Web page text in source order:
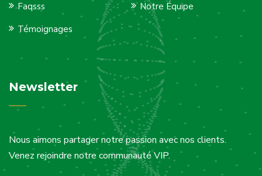
Faqsss
Notre Équipe
Témoignages
Newsletter
Nous aimons partager notre passion avec nos clients.
Venez rejoindre notre communauté VIP.